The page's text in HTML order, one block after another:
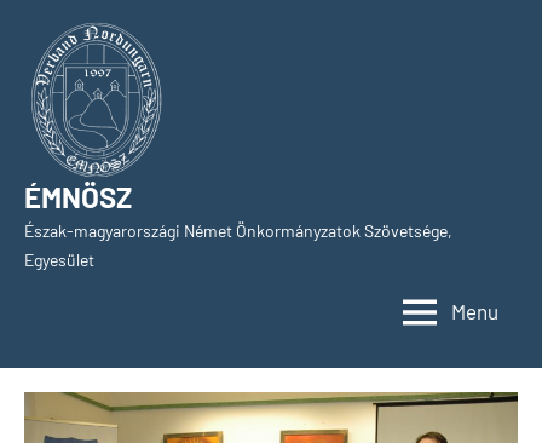
content
ÉMNÖSZ
Észak-magyarországi Német Önkormányzatok Szövetsége,
Egyesület
Menu